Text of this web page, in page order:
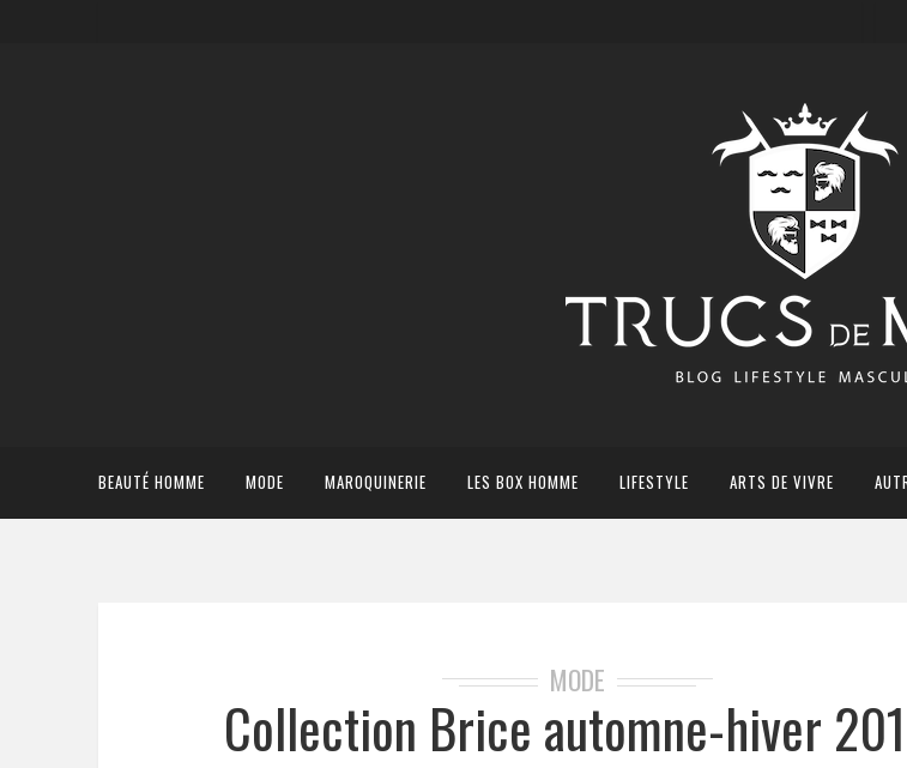
BEAUTÉ HOMME MODE MAROQUINERIE LES BOX HOMME LIFESTYLE ARTS DE VIVRE
MODE
Collection Brice automne-hiver